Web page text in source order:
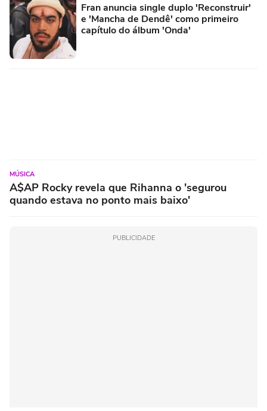
Fran anuncia single duplo 'Reconstruir'
e 'Mancha de Dendê' como primeiro
capítulo do álbum 'Onda'
MÚSICA
A$AP Rocky revela que Rihanna o 'segurou
quando estava no ponto mais baixo'
PUBLICIDADE